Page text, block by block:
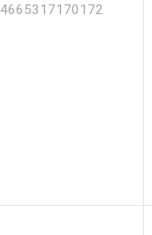
4665317170172